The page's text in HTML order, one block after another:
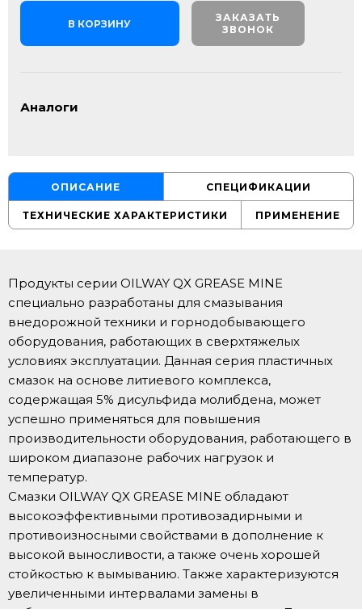
В КОРЗИНУ
ЗАКАЗАТЬ
ЗВОНОК
Аналоги
ОПИСАНИЕ СПЕЦИФИКАЦИИ
ТЕХНИЧЕСКИЕ ХАРАКТЕРИСТИКИ ПРИМЕНЕНИЕ
Продукты серии OILWAY QX GREASE MINE
специально разработаны для смазывания
внедорожной техники и горнодобывающего
оборудования, работающих в сверхтяжелых
условиях эксплуатации. Данная серия пластичных
смазок на основе литиевого комплекса,
содержащая 5% дисульфида молибдена, может
успешно применяться для повышения
производительности оборудования, работающего в
широком диапазоне рабочих нагрузок и
температур.
Смазки OILWAY QX GREASE MINE обладают
высокоэффективными противозадирными и
противоизносными свойствами в дополнение к
высокой выносливости, а также очень хорошей
стойкостью к вымыванию. Также характеризуются
увеличенными интервалами замены в